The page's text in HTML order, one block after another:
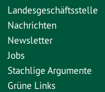
Landesgeschäftsstelle
Nachrichten
Newsletter
Jobs
Stachlige Argumente
Grüne Links